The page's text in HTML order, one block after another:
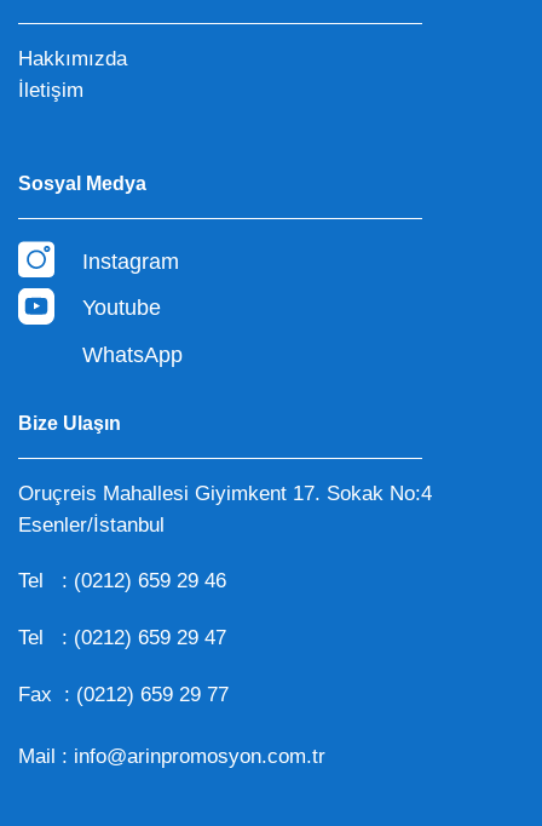
Hakkımızda
İletişim
Sosyal Medya
Instagram
Youtube
WhatsApp
Bize Ulaşın
Oruçreis Mahallesi Giyimkent 17. Sokak No:4
Esenler/İstanbul
Tel : (0212) 659 29 46
Tel : (0212) 659 29 47
Fax : (0212) 659 29 77
Mail : info@arinpromosyon.com.tr